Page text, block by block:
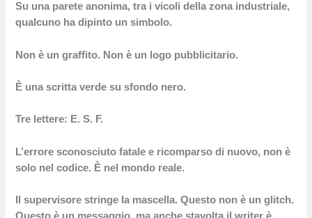
Su una parete anonima, tra i vicoli della zona industriale,
qualcuno ha dipinto un simbolo.
Non è un graffito. Non è un logo pubblicitario.
È una scritta verde su sfondo nero.
Tre lettere: E. S. F.
L’errore sconosciuto fatale e ricomparso di nuovo, non è
solo nel codice. È nel mondo reale.
Il supervisore stringe la mascella. Questo non è un glitch.